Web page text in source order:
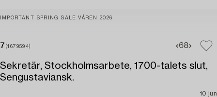
IMPORTANT SPRING SALE VÅREN 2026
7 (1679594) 68
Sekretär, Stockholmsarbete, 1700-talets slut,
Sengustaviansk.
10 jun